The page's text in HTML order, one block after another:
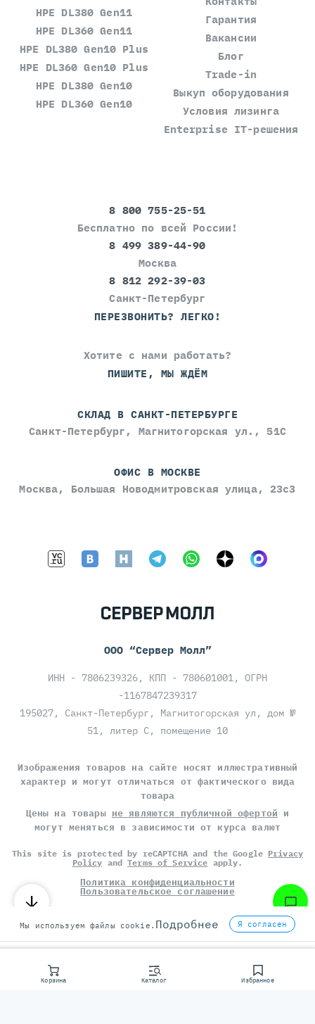
Корзина Каталог Избранное
HPE DL380 Gen11
HPE DL360 Gen11
HPE DL380 Gen10 Plus
HPE DL360 Gen10 Plus
HPE DL380 Gen10
HPE DL360 Gen10
Гарантия
Вакансии
Блог
Trade-in
Выкуп оборудования
Условия лизинга
Enterprise IT-решения
8 800 755-25-51
Бесплатно по всей России!
8 499 389-44-90
Москва
8 812 292-39-03
Санкт-Петербург
ПЕРЕЗВОНИТЬ? ЛЕГКО!
Хотите с нами работать?
ПИШИТЕ, МЫ ЖДЁМ
СКЛАД В САНКТ-ПЕТЕРБУРГЕ
Санкт-Петербург, Магнитогорская ул., 51С
ОФИС В МОСКВЕ
Москва, Большая Новодмитровская улица, 23с3
ООО “Сервер Молл”
ИНН - 7806239326, КПП - 780601001, ОГРН
-1167847239317
195027, Санкт-Петербург, Магнитогорская ул, дом №
51, литер С, помещение 10
Изображения товаров на сайте носят иллюстративный
характер и могут отличаться от фактического вида
товара
Цены на товары не являются публичной офертой и
могут меняться в зависимости от курса валют
This site is protected by reCAPTCHA and the Google Privacy
Policy andTerms of Service apply.
Политика конфиденциальности
Пользовательское соглашение
©СЕРВЕР МОЛЛ, 2014-2026
Мы используем файлы cookie. Подробнее Я согласен